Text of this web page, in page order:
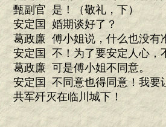
甄副官 是！（敬礼，下）
安定国 婚期谈好了？
葛政廉 傅小姐说，什么也没有
安定国 不！为了要安定人心，
葛政廉 可是傅小姐不同意。
安定国 不同意也得同意！我要
共军歼灭在临川城下！